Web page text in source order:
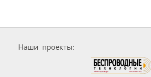
Наши проекты: